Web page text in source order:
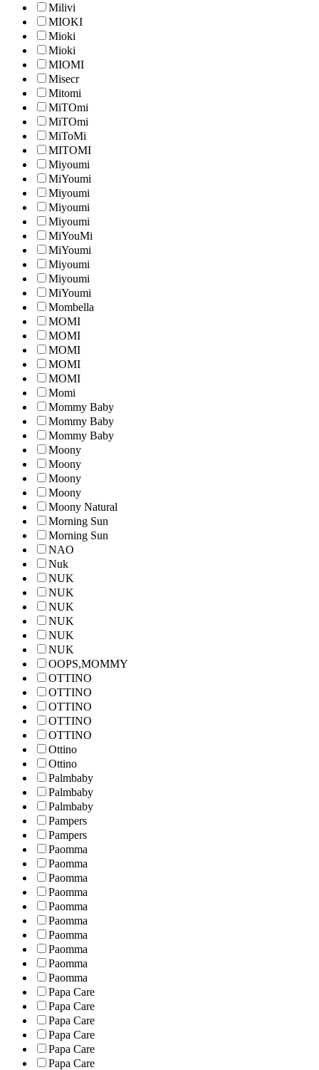
Milivi
MIOKI
Mioki
Mioki
MIOMI
Misecr
Mitomi
MiTOmi
MiTOmi
MiToMi
MITOMI
Miyoumi
MiYoumi
Miyoumi
Miyoumi
Miyoumi
MiYouMi
MiYoumi
Miyoumi
Miyoumi
MiYoumi
Mombella
MOMI
MOMI
MOMI
MOMI
MOMI
Momi
Mommy Baby
Mommy Baby
Mommy Baby
Moony
Moony
Moony
Moony
Moony Natural
Morning Sun
Morning Sun
NAO
Nuk
NUK
NUK
NUK
NUK
NUK
NUK
OOPS,MOMMY
OTTINO
OTTINO
OTTINO
OTTINO
OTTINO
Ottino
Ottino
Palmbaby
Palmbaby
Palmbaby
Pampers
Pampers
Paomma
Paomma
Paomma
Paomma
Paomma
Paomma
Paomma
Paomma
Paomma
Paomma
Papa Care
Papa Care
Papa Care
Papa Care
Papa Care
Papa Care